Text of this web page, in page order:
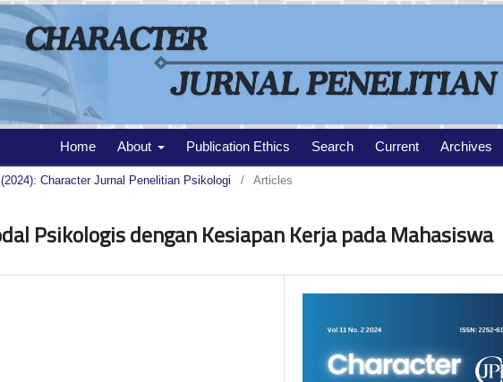
Home About Publication Ethics Search Current Archives
Character Jurnal Penelitian Psikologi / Articles
Psikologis dengan Kesiapan Kerja pada Mahasiswa